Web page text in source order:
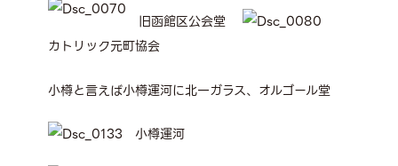
旧函館区公会堂
カトリック元町協会
小樽と言えば小樽運河に北一ガラス、オルゴール堂
小樽運河